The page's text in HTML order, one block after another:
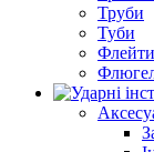
Труби
Туби
Флейти